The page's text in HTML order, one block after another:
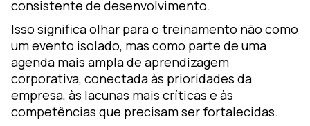
consistente de desenvolvimento.
Isso significa olhar para o treinamento não como
um evento isolado, mas como parte de uma
agenda mais ampla de aprendizagem
corporativa, conectada às prioridades da
empresa, às lacunas mais críticas e às
competências que precisam ser fortalecidas.